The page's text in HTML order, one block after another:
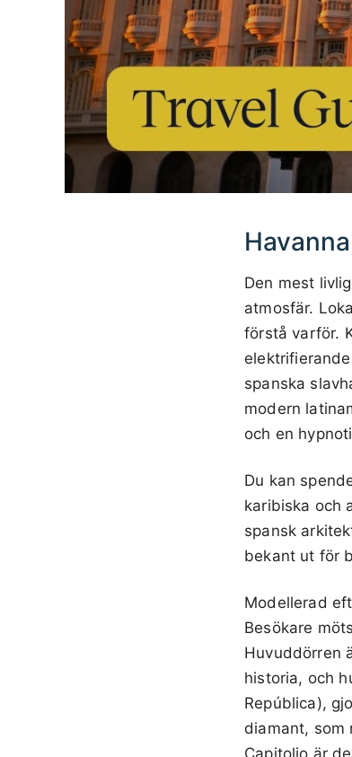
Den mest
atmosfär.
förstå varför.
spanska
modern
och en
Du kan
karibiska och
spansk
bekant ut för
Modellerad
Besökare
Huvuddörren
historia, och
República),
diamant, som
Capitolio är